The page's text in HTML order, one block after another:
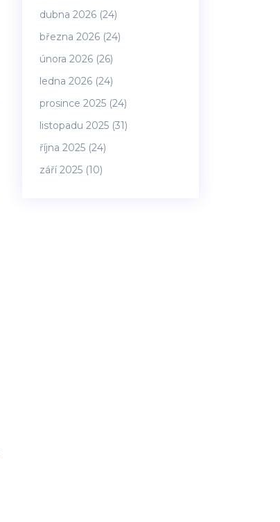
dubna 2026 (24)
března 2026 (24)
února 2026 (26)
ledna 2026 (24)
prosince 2025 (24)
listopadu 2025 (31)
října 2025 (24)
září 2025 (10)